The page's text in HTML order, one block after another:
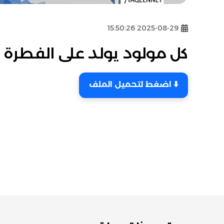
2025-08-29 15:50:26
كل مولود يولد على الفطرة
⬇️ اضغط لتحميل الملف